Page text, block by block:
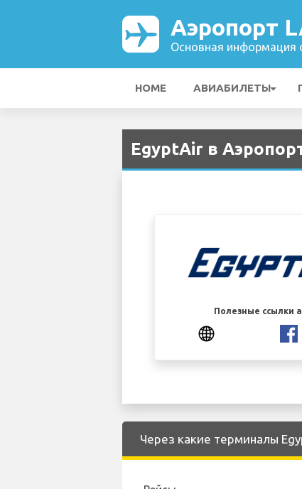
Аэропорт
Основная информация
HOME АВИАБИЛЕТЫ
EgyptAir в
Полезные ссылки
Через какие терминалы